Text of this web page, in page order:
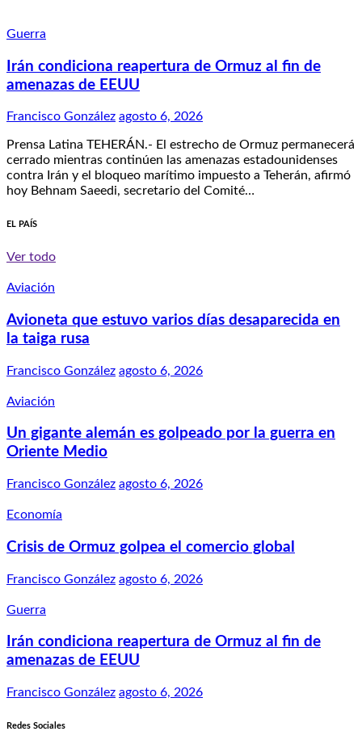
Guerra
Irán condiciona reapertura de Ormuz al fin de
amenazas de EEUU
Francisco González agosto 6, 2026
Prensa Latina TEHERÁN.- El estrecho de Ormuz permanecerá
cerrado mientras continúen las amenazas estadounidenses
contra Irán y el bloqueo marítimo impuesto a Teherán, afirmó
hoy Behnam Saeedi, secretario del Comité…
EL PAÍS
Ver todo
Aviación
Avioneta que estuvo varios días desaparecida en
la taiga rusa
Francisco González agosto 6, 2026
Aviación
Un gigante alemán es golpeado por la guerra en
Oriente Medio
Francisco González agosto 6, 2026
Economía
Crisis de Ormuz golpea el comercio global
Francisco González agosto 6, 2026
Guerra
Irán condiciona reapertura de Ormuz al fin de
amenazas de EEUU
Francisco González agosto 6, 2026
Redes Sociales